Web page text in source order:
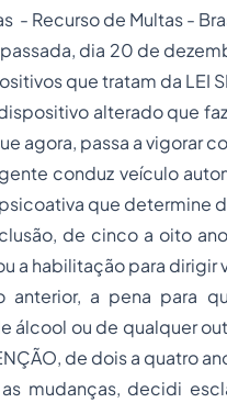
- Recurso de Multas-
dia 20 de
que tratam da LEI
alterado que
agora, passa a vigorar
conduz veículo
que determine
de cinco a oito
a habilitação para dirigir
anterior, a pena para
álcool ou de qualquer
de dois a quatro
as mudanças, decidi